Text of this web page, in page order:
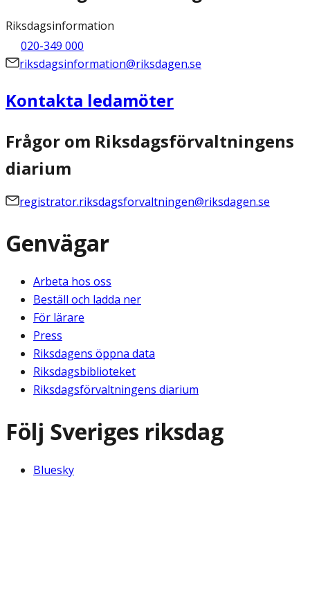
Riksdagsinformation
020-349 000
riksdagsinformation@riksdagen.se
Kontakta ledamöter
Frågor om Riksdagsförvaltningens
diarium
registrator.riksdagsforvaltningen@riksdagen.se
Genvägar
Arbeta hos oss
Beställ och ladda ner
För lärare
Press
Riksdagens öppna data
Riksdagsbiblioteket
Riksdagsförvaltningens diarium
Följ Sveriges riksdag
Bluesky